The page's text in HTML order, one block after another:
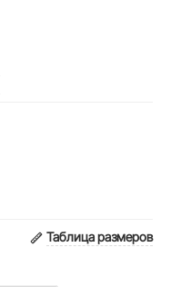
Таблица размеров